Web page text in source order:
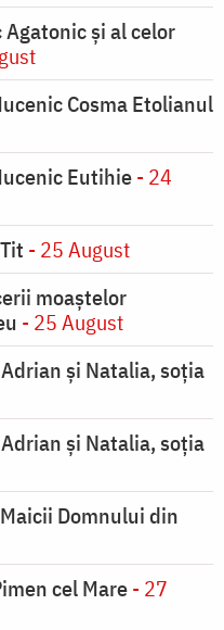
şi al celor
Cosma Etolianul
Eutihie- 24
- 25 August
moaştelor
- 25 August
şi Natalia, soţia
şi Natalia, soţia
Domnului din
cel Mare- 27